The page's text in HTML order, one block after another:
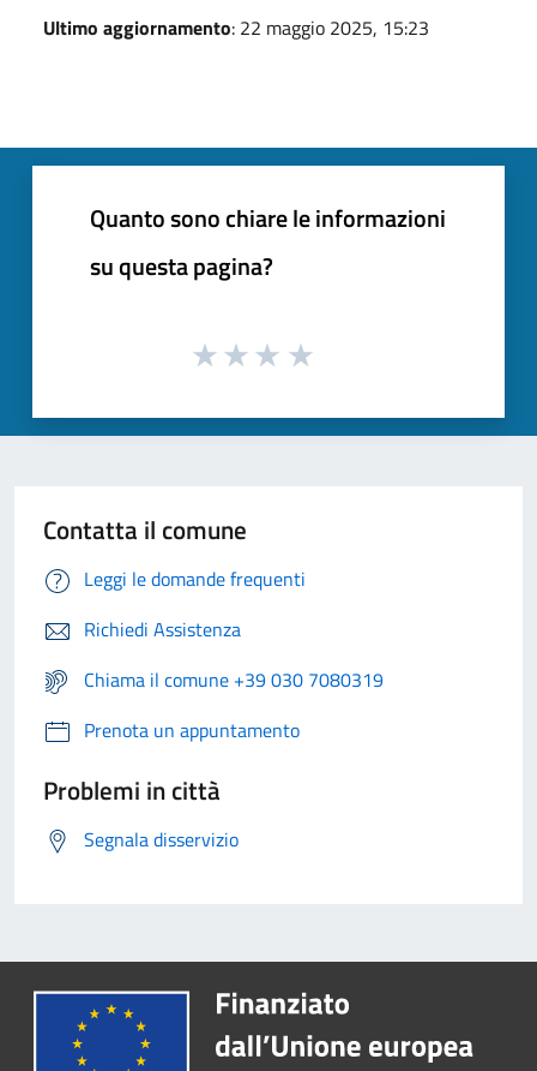
Ultimo aggiornamento: 22 maggio 2025, 15:23
Quanto sono chiare le informazioni
su questa pagina?
Contatta il comune
Leggi le domande frequenti
Richiedi Assistenza
Chiama il comune +39 030 7080319
Prenota un appuntamento
Problemi in città
Segnala disservizio